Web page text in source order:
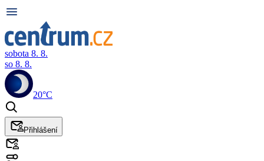
sobota 8. 8.
so 8. 8.
20°C
Přihlášení